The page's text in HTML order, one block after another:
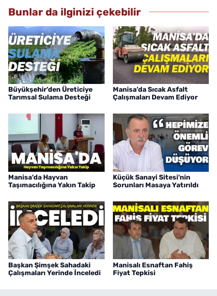
Bunlar da ilginizi çekebilir
Büyükşehir’den Üreticiye
Tarımsal Sulama Desteği
Manisa’da Sıcak Asfalt
Çalışmaları Devam Ediyor
Manisa'da Hayvan
Taşımacılığına Yakın Takip
Küçük Sanayi Sitesi'nin
Sorunları Masaya Yatırıldı
Başkan Şimşek Sahadaki
Çalışmaları Yerinde İnceledi
Manisalı Esnaftan Fahiş
Fiyat Tepkisi